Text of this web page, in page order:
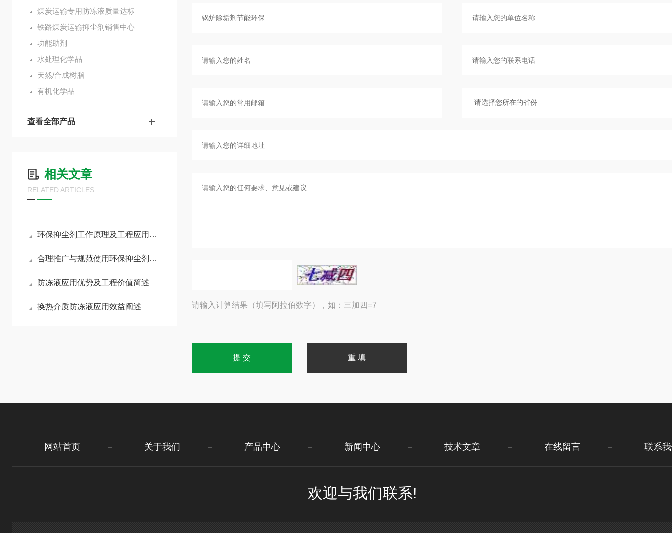
煤炭运输专用防冻液质量达标
铁路煤炭运输抑尘剂销售中心
功能助剂
水处理化学品
天然/合成树脂
有机化学品
查看全部产品
相关文章
RELATED ARTICLES
环保抑尘剂工作原理及工程应用技术探讨
合理推广与规范使用环保抑尘剂助力各行业扬尘达标治理
防冻液应用优势及工程价值简述
换热介质防冻液应用效益阐述 请输入计算结果（填写阿拉伯数字），如：三加四=7
网站首页 关于我们 产品中心 新闻中心 技术文章 在线留言 联系
欢迎与我们联系!